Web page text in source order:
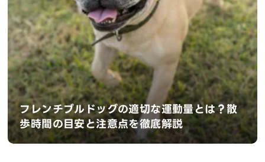
フレンチブルドッグの適切な運動量とは？散
歩時間の目安と注意点を徹底解説